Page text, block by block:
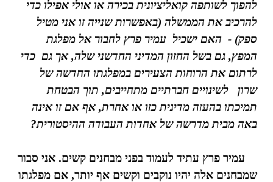
להפוך לשותפה קואליציונית בכירה או אולי אפילו כדי
להרכיב את הממשלה (באפשרות שנייה זו אני מטיל
ספק) - האם ישכיל עמיר פרץ לחבור אל מפלגת
המפץ, גם בשל החזון המדיני החדשני שלה, אך גם כדי
לרתום את הרוחות הצעירים במפלגתו החדשה של
שרון לשינויים חברתיים מתחייבים, תוך הבטחת
תמיכתו בהעזה מדינית כזו או אחרת, אף אם זו אינה
באה מבית מדרשה של אחדות העבודה ההיסטורית?
עמיר פרץ עתיד לעמוד בפני מבחנים קשים. אני סבור
שמבחנים אלה יהיו נוקבים וקשים אף יותר, אם מפלגתו